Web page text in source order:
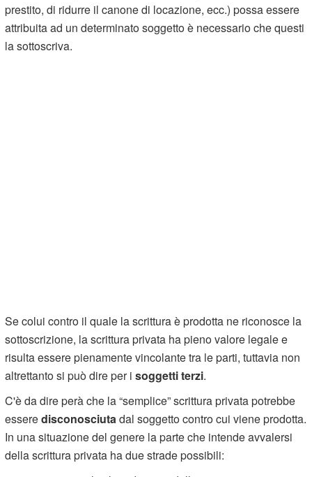
prestito, di ridurre il canone di locazione, ecc.) possa essere
attribuita ad un determinato soggetto è necessario che questi
la sottoscriva.
Se colui contro il quale la scrittura è prodotta ne riconosce la
sottoscrizione, la scrittura privata ha pieno valore legale e
risulta essere pienamente vincolante tra le parti, tuttavia non
altrettanto si può dire per isoggetti terzi.
C'è da dire perà che la “semplice” scrittura privata potrebbe
esseredisconosciuta dal soggetto contro cui viene prodotta.
In una situazione del genere la parte che intende avvalersi
della scrittura privata ha due strade possibili: